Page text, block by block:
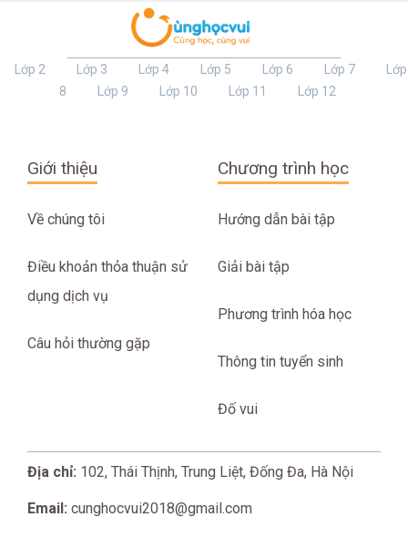
Lớp 2 Lớp 3 Lớp 4 Lớp 5 Lớp 6 Lớp 7
Lớp
8
Lớp 9 Lớp 10 Lớp 11 Lớp 12
Giới thiệu
Về chúng tôi
Điều khoản thỏa thuận sử
dụng dịch vụ
Câu hỏi thường gặp
Chương trình học
Hướng dẫn bài tập
Giải bài tập
Phương trình hóa học
Thông tin tuyển sinh
Đố vui
Địa chỉ: 102, Thái Thịnh, Trung Liệt, Đống Đa, Hà Nội
Email: cunghocvui2018@gmail.com